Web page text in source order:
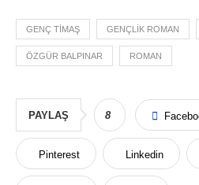
GENÇ TIMAŞ GENÇLIK ROMAN
ÖZGÜR BALPINAR ROMAN
PAYLAŞ 8
Pinterest Linkedin